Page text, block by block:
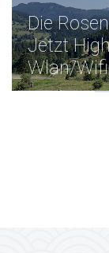
Die
Jetzt
Wlan/